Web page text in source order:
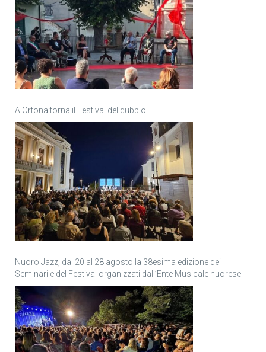
A Ortona torna il Festival del dubbio
Nuoro Jazz, dal 20 al 28 agosto la 38esima edizione dei
Seminari e del Festival organizzati dall’Ente Musicale nuorese